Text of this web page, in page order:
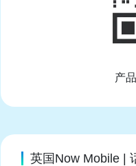
产
英国Now Mobile |